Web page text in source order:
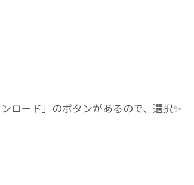
ロード」のボタンがあるので、選択✨